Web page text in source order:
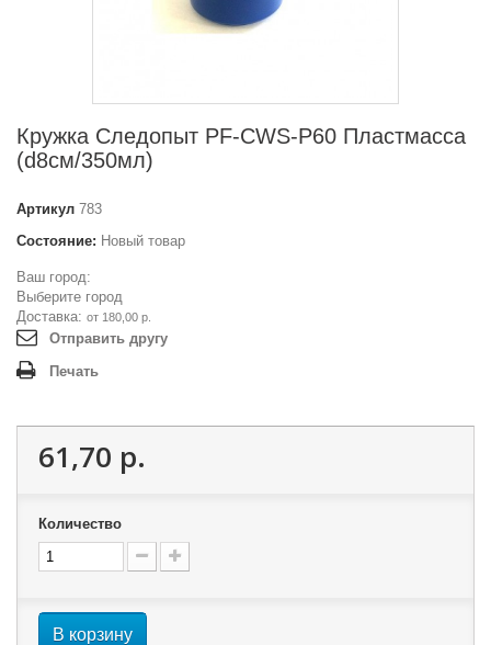
Кружка Следопыт PF-CWS-P60 Пластмасса
(d8см/350мл)
Артикул 783
Состояние: Новый товар
Ваш город:
Выберите город
Доставка: от 180,00 р.
Отправить другу
Печать
61,70 р.
Количество
В корзину